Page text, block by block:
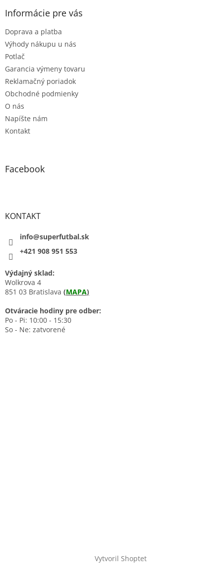
Informácie pre vás
Doprava a platba
Výhody nákupu u nás
Potlač
Garancia výmeny tovaru
Reklamačný poriadok
Obchodné podmienky
O nás
Napíšte nám
Kontakt
Facebook
KONTAKT
info@superfutbal.sk
+421 908 951 553
Výdajný sklad:
Wolkrova 4
851 03 Bratislava (MAPA)
Otváracie hodiny pre odber:
Po - Pi: 10:00 - 15:30
So - Ne: zatvorené
Vytvoril Shoptet